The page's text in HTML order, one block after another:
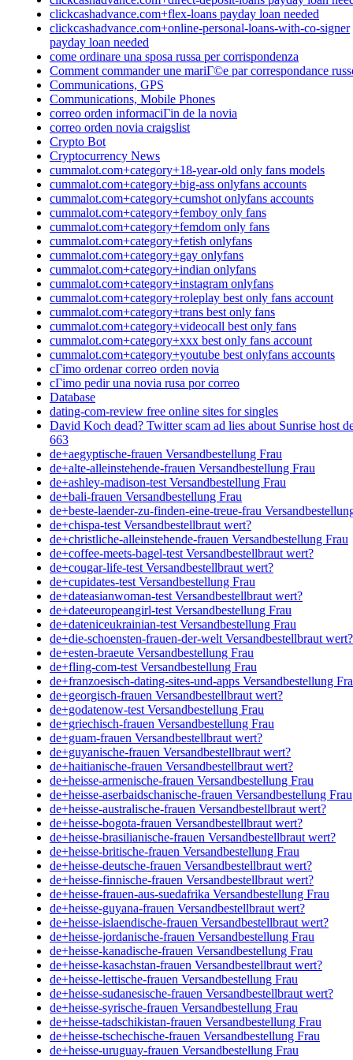
clickcashadvance.com+flex-loans payday loan needed
clickcashadvance.com+online-personal-loans-with-co-signer
payday loan needed
come ordinare una sposa russa per corrispondenza
Comment commander une mariГ©e par correspondance
Communications, GPS
Communications, Mobile Phones
correo orden informaciГіn de la novia
correo orden novia craigslist
Crypto Bot
Cryptocurrency News
cummalot.com+category+18-year-old only fans models
cummalot.com+category+big-ass onlyfans accounts
cummalot.com+category+cumshot onlyfans accounts
cummalot.com+category+femboy only fans
cummalot.com+category+femdom only fans
cummalot.com+category+fetish onlyfans
cummalot.com+category+gay onlyfans
cummalot.com+category+indian onlyfans
cummalot.com+category+instagram onlyfans
cummalot.com+category+roleplay best only fans account
cummalot.com+category+trans best only fans
cummalot.com+category+videocall best only fans
cummalot.com+category+xxx best only fans account
cummalot.com+category+youtube best onlyfans accounts
cГіmo ordenar correo orden novia
cГіmo pedir una novia rusa por correo
Database
dating-com-review free online sites for singles
David Koch dead? Twitter scam ad lies about Sunrise host
663
de+aegyptische-frauen Versandbestellung Frau
de+alte-alleinstehende-frauen Versandbestellung Frau
de+ashley-madison-test Versandbestellung Frau
de+bali-frauen Versandbestellung Frau
de+beste-laender-zu-finden-eine-treue-frau
de+chispa-test Versandbestellbraut wert?
de+christliche-alleinstehende-frauen Versandbestellung Frau
de+coffee-meets-bagel-test Versandbestellbraut wert?
de+cougar-life-test Versandbestellbraut wert?
de+cupidates-test Versandbestellung Frau
de+dateasianwoman-test Versandbestellbraut wert?
de+dateeuropeangirl-test Versandbestellung Frau
de+dateniceukrainian-test Versandbestellung Frau
de+die-schoensten-frauen-der-welt Versandbestellbraut wert?
de+esten-braeute Versandbestellung Frau
de+fling-com-test Versandbestellung Frau
de+franzoesisch-dating-sites-und-apps Versandbestellung
de+georgisch-frauen Versandbestellbraut wert?
de+godatenow-test Versandbestellung Frau
de+griechisch-frauen Versandbestellung Frau
de+guam-frauen Versandbestellbraut wert?
de+guyanische-frauen Versandbestellbraut wert?
de+haitianische-frauen Versandbestellbraut wert?
de+heisse-armenische-frauen Versandbestellung Frau
de+heisse-aserbaidschanische-frauen Versandbestellung Frau
de+heisse-australische-frauen Versandbestellbraut wert?
de+heisse-bogota-frauen Versandbestellbraut wert?
de+heisse-brasilianische-frauen Versandbestellbraut wert?
de+heisse-britische-frauen Versandbestellung Frau
de+heisse-deutsche-frauen Versandbestellbraut wert?
de+heisse-finnische-frauen Versandbestellbraut wert?
de+heisse-frauen-aus-suedafrika Versandbestellung Frau
de+heisse-guyana-frauen Versandbestellbraut wert?
de+heisse-islaendische-frauen Versandbestellbraut wert?
de+heisse-jordanische-frauen Versandbestellung Frau
de+heisse-kanadische-frauen Versandbestellung Frau
de+heisse-kasachstan-frauen Versandbestellbraut wert?
de+heisse-lettische-frauen Versandbestellung Frau
de+heisse-sudanesische-frauen Versandbestellbraut wert?
de+heisse-syrische-frauen Versandbestellung Frau
de+heisse-tadschikistan-frauen Versandbestellung Frau
de+heisse-tschechische-frauen Versandbestellung Frau
de+heisse-uruguay-frauen Versandbestellung Frau